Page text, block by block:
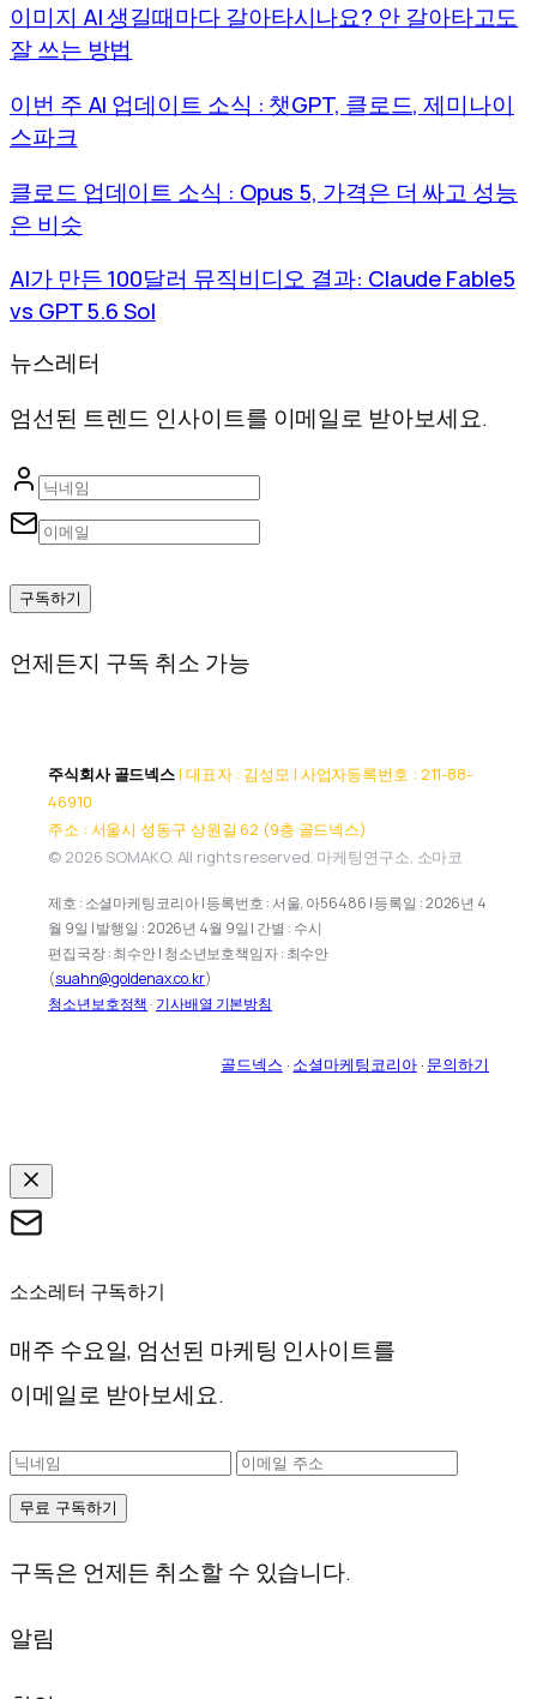
이미지 AI 생길때마다 갈아타시나요? 안 갈아타고도
잘 쓰는 방법
이번 주 AI 업데이트 소식 : 챗GPT, 클로드, 제미나이
스파크
클로드 업데이트 소식 : Opus 5, 가격은 더 싸고 성능
은 비슷
AI가 만든 100달러 뮤직비디오 결과: Claude Fable5
vs GPT 5.6 Sol
뉴스레터
엄선된 트렌드 인사이트를 이메일로 받아보세요.
구독하기
언제든지 구독 취소 가능
주식회사 골드넥스| 대표자 : 김성모 | 사업자등록번호 : 211-88-
46910
주소 : 서울시 성동구 상원길 62 (9층 골드넥스)
© 2026 SOMAKO. All rights reserved. 마케팅연구소, 소마코
제호 : 소셜마케팅코리아 | 등록번호 : 서울, 아56486 | 등록일 : 2026년 4
월 9일 | 발행일 : 2026년 4월 9일 | 간별 : 수시
편집국장 : 최수안 | 청소년보호책임자 : 최수안
(suahn@goldenax.co.kr)
청소년보호정책 · 기사배열 기본방침
골드넥스 · 소셜마케팅코리아· 문의하기
소소레터 구독하기
매주 수요일, 엄선된 마케팅 인사이트를
이메일로 받아보세요.
무료 구독하기
구독은 언제든 취소할 수 있습니다.
알림